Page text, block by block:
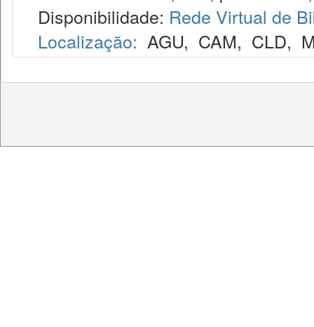
Disponibilidade: Rede Virtual de
Localização: AGU, CAM, CLD,